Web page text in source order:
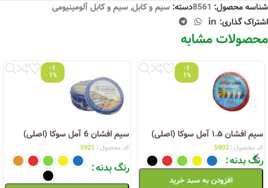
شناسه محصول: 8561دسته: سیم و کابل,سیم و کابل آلومینیومی
اشتراک گذاری:
محصولات مشابه
-1
1%
سیم افشان ۱.۵ آمل سوکا (اصلی)
کد محصول : 5903
رنگ بدنه
افزودن به سبد خرید
-1
1%
سیم افشان 6 آمل سوکا (اصلی)
کد محصول : 5921
رنگ بدنه